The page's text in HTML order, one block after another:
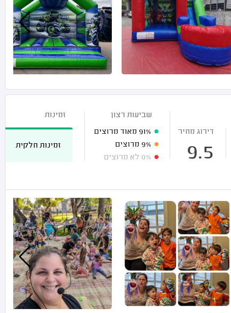
דירוג מחיר
9.5
שביעות רצון
91% מאוד מרוצים
9% מרוצים
0% לא מרוצים
זמינות
זמינות חלקית